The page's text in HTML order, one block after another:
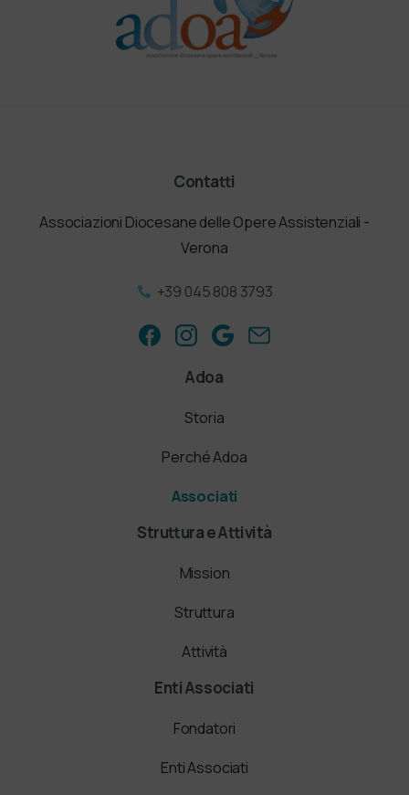
Contatti
Associazioni Diocesane delle Opere Assistenziali -
Verona
+39 045 808 3793
Adoa
Storia
Perché Adoa
Associati
Struttura e Attività
Mission
Struttura
Attività
Enti Associati
Fondatori
Enti Associati